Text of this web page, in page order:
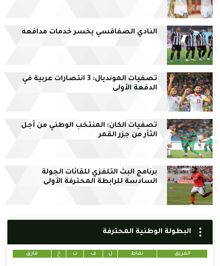
النادي الصفاقسي يخسر خدمات مدافعه
تصفيات المونديال: 3 انتصارات عربية في
الدفعة الأولى
تصفيات الكان: المنتخب الوطني من أجل
الثأر من جزر القمر
برنامج البث التلفزي للقائات الجولة
السادسة للرابطة المحترفة الأولى
البطولة الوطنية المحترفة
الفريق نقاط ل ف ت خ فارق